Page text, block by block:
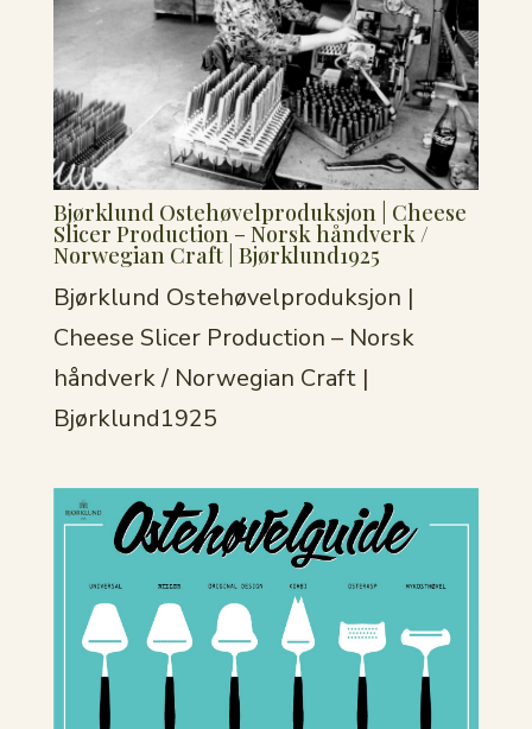
Bjørklund Ostehøvelproduksjon | Cheese
Slicer Production – Norsk håndverk /
Norwegian Craft | Bjørklund1925
Bjørklund Ostehøvelproduksjon |
Cheese Slicer Production – Norsk
håndverk / Norwegian Craft |
Bjørklund1925